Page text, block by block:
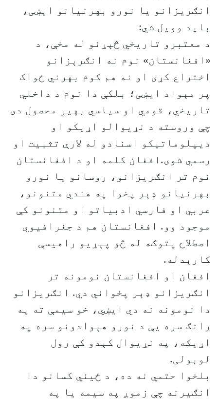
انګریزانو یا نورو بهرنیانو ایښی،
باید وویل شي:
د معتبرو تاریخي څېړنو له مخې، د
«افغانستان» نوم نه انګرېزانو
اختراع کړی او نه هم کوم بهرني ځواک
پر هېواد ایښی؛ بلکې دا نوم د داخلي
تاریخي، قومي او سیاسي بهیر محصول دی
چې وروسته د نړیوالو اړیکو او
دیپلوماتیکو اسنادو له لارې تثبیت او
رسمي شوی.افغان کلمه او د افغانستان
نوم تر انګریزانو، روسانو یا نورو
بهرنیانو ډېر پخوا په هندي متنونو،
عربي او فارسي ادبیاتو او متنونو کې
موجود وو. افغانستان هم د جغرافیوي
اصطلاح پتوګه له څو پېړیو راهیسې
کارېدله.
افغان او افغانستان نومونه تر
انګریزانو ډېر پخواني دي. انګریزانو
دا نومونه نه دي ایښي، خو سیمې ته په
راتګ سره یې د نورو هېوادونو سره په
اړیکه، په نړیوال کېدو کې رول
لوبولی.
بلخوا حتمي نه ده، د ځیني کسانو دا
انګیرنه چې زموږ په سیمه یا په